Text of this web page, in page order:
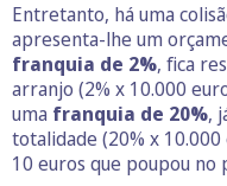
Entretanto, há uma
apresenta-lhe um
franquia de 2%, fica
arranjo (2% x 10.000
uma franquia de 20%,
totalidade (20% x
10 euros que poupou no